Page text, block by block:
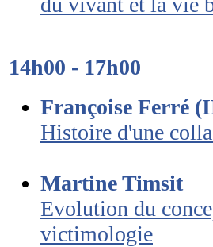
14h00 - 17h00
Françoise Ferré
Histoire d'une
Martine Timsit
Evolution du
victimologie